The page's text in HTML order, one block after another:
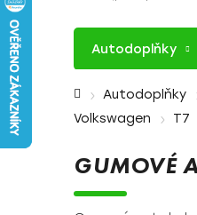
Autodoplňky
Domů Autodoplňky
Volkswagen
T7
GUMOVÉ